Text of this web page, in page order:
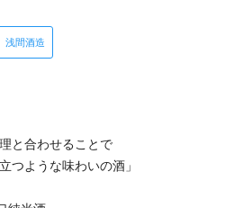
浅間酒造
と合わせることで
つような味わいの酒」